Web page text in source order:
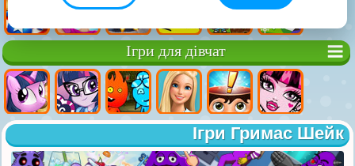
Ігри для дівчат
Ігри Гримас Шейк